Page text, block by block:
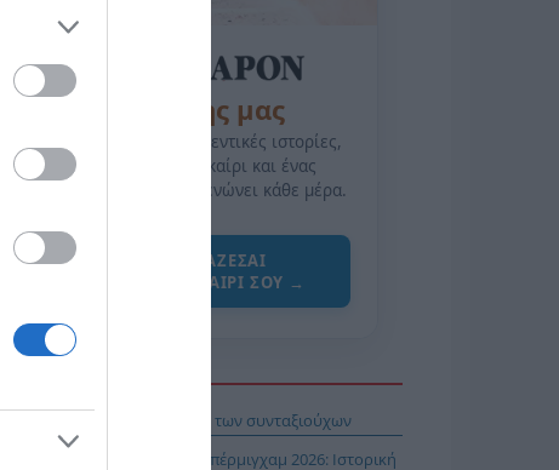
της Ζωής μας
Οι άνθρωποι, οι αυθεντικές ιστορίες,
το ελληνικό καλοκαίρι και ένας
πολιτισμός που μας ενώνει κάθε μέρα.
ΌΣΑ ΧΡΕΙΆΖΕΣΑΙ
ΓΙΑ ΤΟ ΚΑΛΟΚΑΊΡΙ ΣΟΥ →
Προβληματίζει το κύμα φυγής των συνταξιούχων
Αντίστροφη μέτρηση για το Μπέρμιγχαμ 2026: Ιστορική